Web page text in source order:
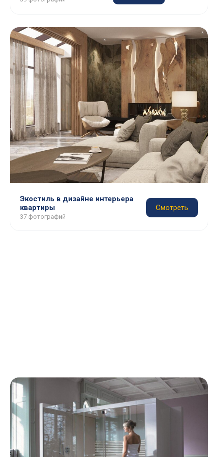
Экостиль в дизайне интерьера
квартиры
37 фотографий
Смотреть